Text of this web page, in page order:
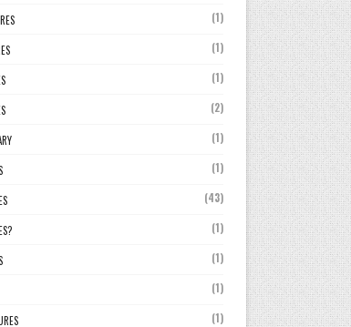
(1)
(1)
(1)
(2)
(1)
(1)
(43)
(1)
(1)
(1)
(1)